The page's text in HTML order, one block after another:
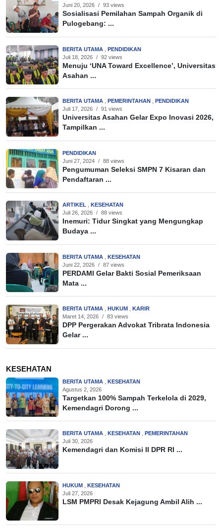
Juni 20, 2026 / 93 views
Sosialisasi Pemilahan Sampah Organik di
Pulogebang: ...
BERITA UTAMA
PENDIDIKAN
Juli 18, 2026 / 92 views
Menuju ‘UNA Toward Excellence’, Universitas
Asahan ...
BERITA UTAMA , PEMERINTAHAN , PENDIDIKAN
Juli 17, 2026 / 91 views
Universitas Asahan Gelar Expo Inovasi 2026,
Tampilkan ...
PENDIDIKAN
Juni 27, 2024 / 88 views
Pengumuman Seleksi SMPN 7 Kisaran dan
Pendaftaran ...
ARTIKEL , KESEHATAN
Juli 26, 2026 / 88 views
Inemuri: Tidur Singkat yang Mengungkap
Budaya ...
BERITA UTAMA
KESEHATAN
Juni 22, 2026 / 87 views
PERDAMI Gelar Bakti Sosial Pemeriksaan
Mata ...
BERITA UTAMA , HUKUM , KARIR
Maret 14, 2026 / 83 views
DPP Pergerakan Advokat Tribrata Indonesia
Gelar ...
KESEHATAN
BERITA UTAMA
KESEHATAN
Agustus 2, 2026
Targetkan 100% Sampah Terkelola di 2029,
Kemendagri Dorong ...
BERITA UTAMA , KESEHATAN , PEMERINTAHAN
Juli 30, 2026
Kemendagri dan Komisi II DPR RI ...
HUKUM
KESEHATAN
Juli 27, 2026
LSM PMPRI Desak Kejagung Ambil Alih ...